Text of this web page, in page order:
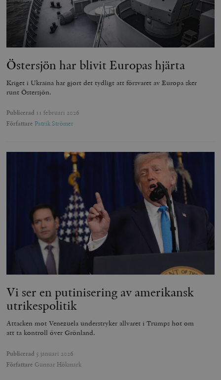
Östersjön har blivit Europas hjärta
Kriget i Ukraina har gjort det tydligt att försvaret av Europa sker
runt Östersjön.
Publicerad 11 februari 2026
Författare Patrik Strömer
Vi ser en putinisering av amerikansk
utrikespolitik
Attacken mot Venezuela understryker allvaret i Trumps hot om
att ta kontroll över Grönland.
Publicerad 5 januari 2026
Författare Gunnar Hökmark